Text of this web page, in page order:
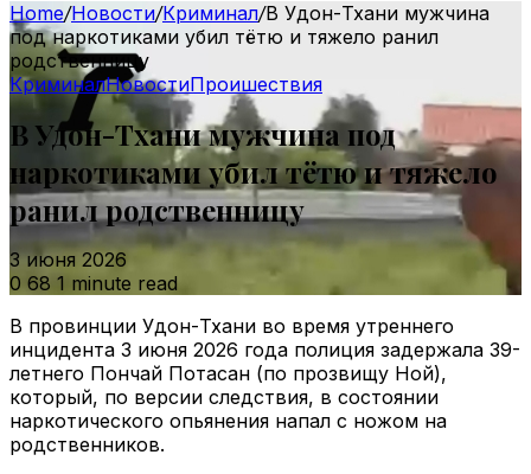
Home/Новости/Криминал/В Удон-Тхани мужчина
под наркотиками убил тётю и тяжело ранил
родственницу
КриминалНовостиПроишествия
В Удон-Тхани мужчина под
наркотиками убил тётю и тяжело
ранил родственницу
3 июня 2026
0 68 1 minute read
В провинции Удон-Тхани во время утреннего
инцидента 3 июня 2026 года полиция задержала 39-
летнего Пончай Потаcан (по прозвищу Ной),
который, по версии следствия, в состоянии
наркотического опьянения напал с ножом на
родственников.